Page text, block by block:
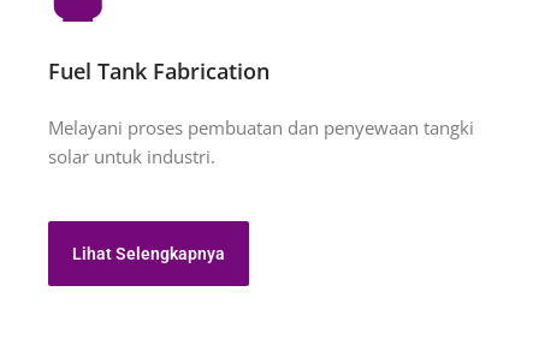
Fuel Tank Fabrication
Melayani proses pembuatan dan penyewaan tangki
solar untuk industri.
Lihat Selengkapnya